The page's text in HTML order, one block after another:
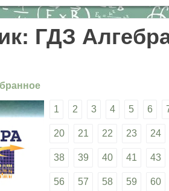
ГДЗ
1 2 3 4 5 6
20 21 22 23 24
38 39 40 41 43
56 57 58 59 60